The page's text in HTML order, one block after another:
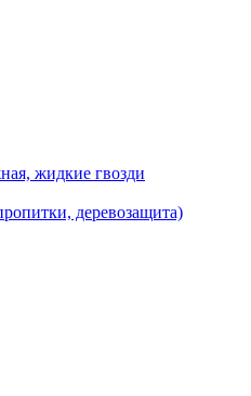
жидкие гвозди
деревозащита)